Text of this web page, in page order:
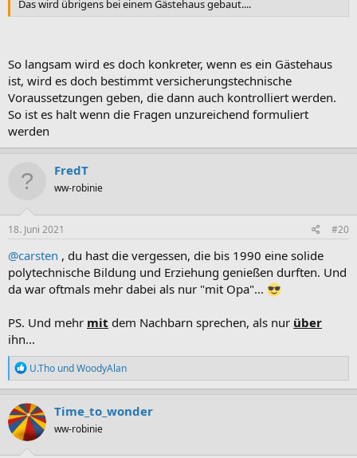
Das wird übrigens bei einem Gästehaus gebaut....
So langsam wird es doch konkreter, wenn es ein Gästehaus
ist, wird es doch bestimmt versicherungstechnische
Voraussetzungen geben, die dann auch kontrolliert werden.
So ist es halt wenn die Fragen unzureichend formuliert
werden
FredT
ww-robinie
18. Juni 2021 #20
@carsten , du hast die vergessen, die bis 1990 eine solide
polytechnische Bildung und Erziehung genießen durften. Und
da war oftmals mehr dabei als nur "mit Opa"...
PS. Und mehr mit dem Nachbarn sprechen, als nur über
ihn...
R
e
a
k
t
i
o
U.Tho undWoodyAlan
Time_to_wonder
ww-robinie